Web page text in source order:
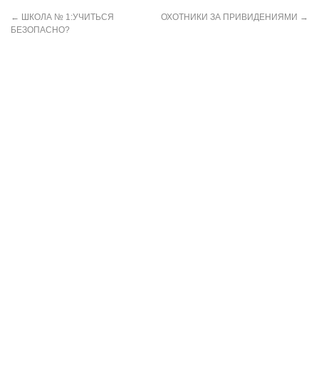
← ШКОЛА № 1:УЧИТЬСЯ
БЕЗОПАСНО?
ОХОТНИКИ ЗА ПРИВИДЕНИЯМИ →